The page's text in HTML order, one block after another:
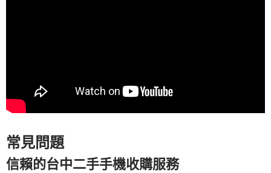
常見問題
信賴的台中二手手機收購服務